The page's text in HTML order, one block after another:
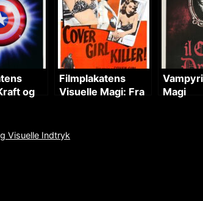
og
Filmplakatens
Visuelle Magi: Fra
Magi
Visuelle Indtryk